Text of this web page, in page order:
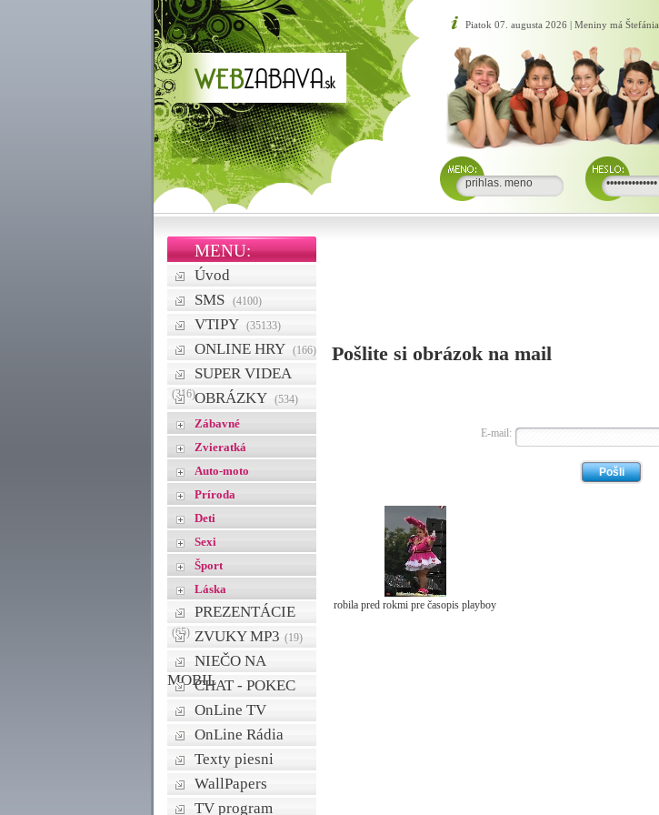
Piatok 07. augusta 2026 | Meniny má Štefánia
MENU:
Úvod
SMS
(4100)
VTIPY (35133)
ONLINE HRY (166)
SUPER VIDEA
(316)OBRÁZKY (534)
Zábavné
Zvieratká
Auto-moto
Príroda
Deti
Sexi
Šport
Láska
PREZENTÁCIE
(65) ZVUKY MP3 (19)
NIEČO NA
MOBILCHAT - POKEC
OnLine TV
OnLine Rádia
Texty piesni
WallPapers
TV program
Pošlite si obrázok na mail
E-mail:
robila pred rokmi pre časopis playboy